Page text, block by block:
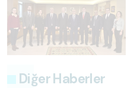
Diğer Haberler